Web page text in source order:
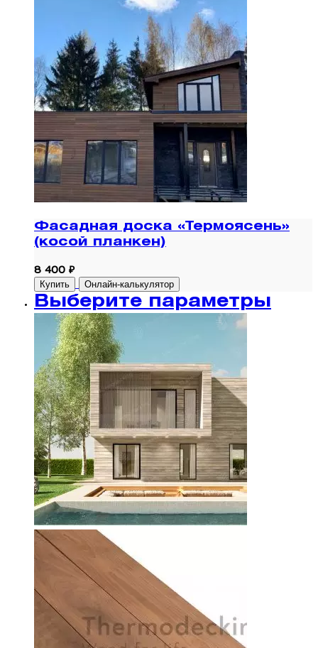
Фасадная доска «Термоясень»
(косой планкен)
8 400 ₽
Купить Онлайн-калькулятор
Выберите параметры